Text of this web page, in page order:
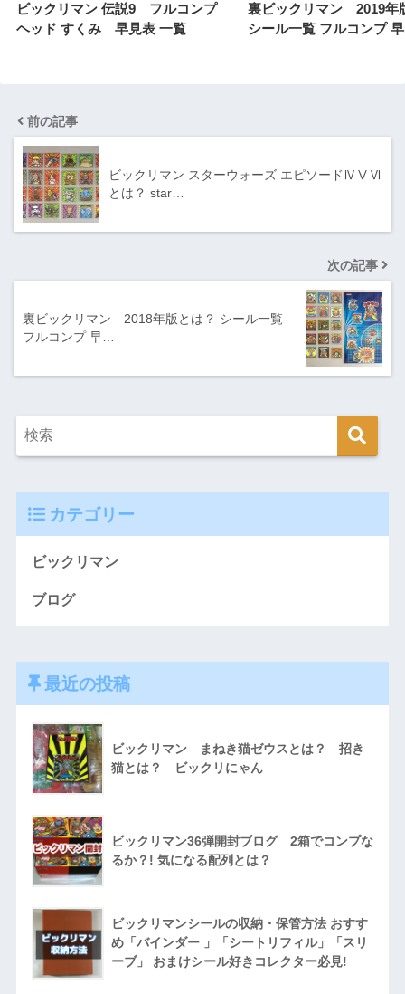
ビックリマン 伝説9 フルコンプ
ヘッド すくみ 早見表 一覧
裏ビックリマン 2019年
シール一覧 フルコンプ
前の記事
ビックリマン スターウォーズ エピソードⅣⅤⅥ
とは？ star…
次の記事
裏ビックリマン 2018年版とは？ シール一覧
フルコンプ 早…
カテゴリー
ビックリマン
ブログ
最近の投稿
ビックリマン まねき猫ゼウスとは？ 招き
猫とは？ ビックリにゃん
ビックリマン36弾開封ブログ 2箱でコンプな
るか？! 気になる配列とは？
ビックリマンシールの収納・保管方法 おすす
め「バインダー 」「シートリフィル」「スリ
ーブ」 おまけシール好きコレクター必見!